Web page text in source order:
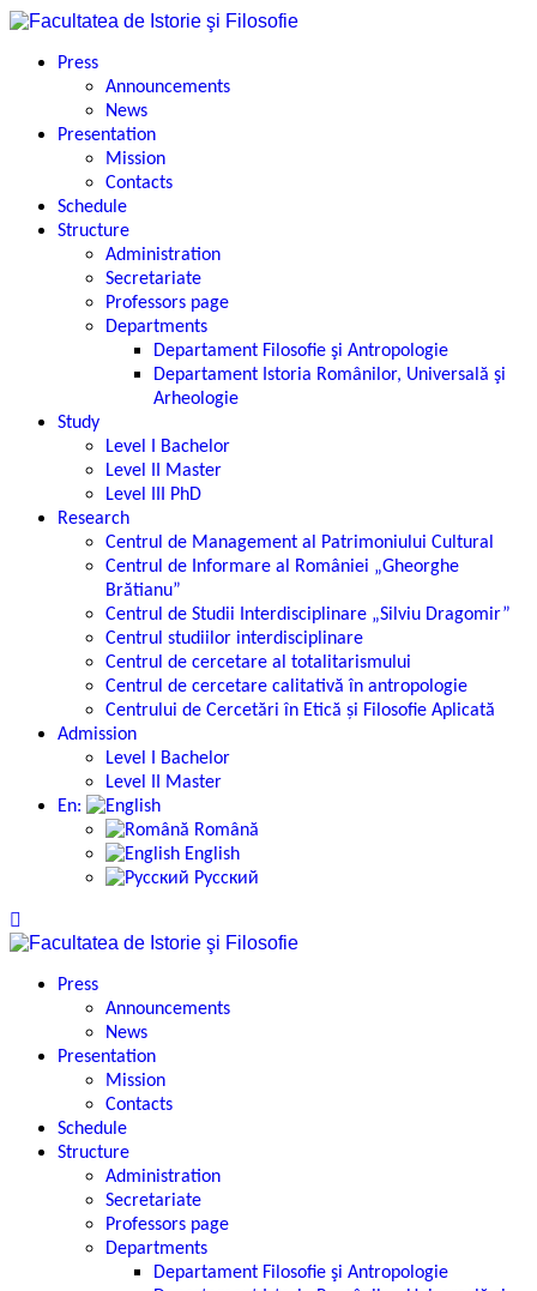
Press
Announcements
News
Presentation
Mission
Contacts
Schedule
Structure
Administration
Secretariate
Professors page
Departments
Departament Filosofie şi Antropologie
Departament Istoria Românilor, Universală şi
Arheologie
Study
Level I Bachelor
Level II Master
Level III PhD
Research
Centrul de Management al Patrimoniului Cultural
Centrul de Informare al României „Gheorghe
Brătianu”
Centrul de Studii Interdisciplinare „Silviu Dragomir”
Centrul studiilor interdisciplinare
Centrul de cercetare al totalitarismului
Centrul de cercetare calitativă în antropologie
Centrului de Cercetări în Etică și Filosofie Aplicată
Admission
Level I Bachelor
Level II Master
En:
Română
English
Русский
Press
Announcements
News
Presentation
Mission
Contacts
Schedule
Structure
Administration
Secretariate
Professors page
Departments
Departament Filosofie şi Antropologie